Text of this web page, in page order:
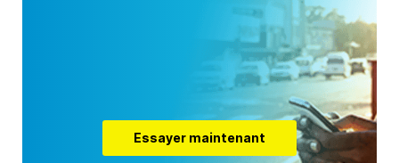
Essayer maintenant